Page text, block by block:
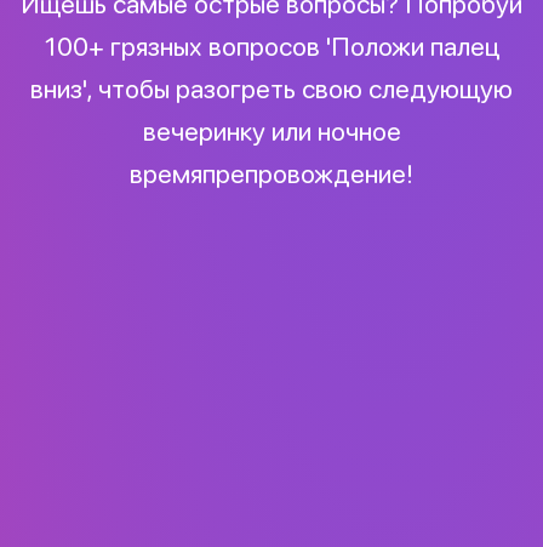
100+ грязных вопросов 'Положи палец
вниз', чтобы разогреть свою следующую
вечеринку или ночное
времяпрепровождение!